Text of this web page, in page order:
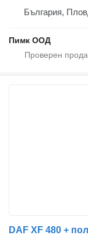
България,
Пимк ООД
DAF XF 480 +